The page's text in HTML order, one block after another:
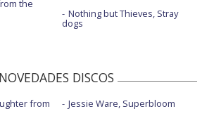
the
Nothing but Thieves, Stray
dogs
NOVEDADES DISCOS
from
Jessie Ware, Superbloom